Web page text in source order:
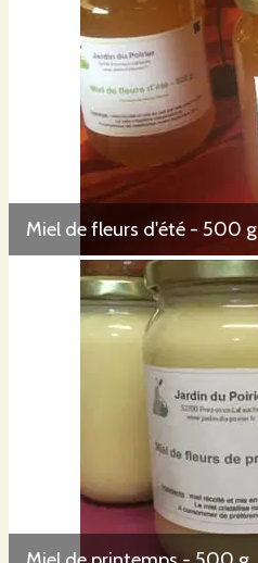
Miel de fleurs d'été - 500 g